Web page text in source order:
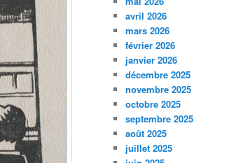
avril 2026
mars 2026
février 2026
janvier 2026
décembre 2025
novembre 2025
octobre 2025
septembre 2025
août 2025
juillet 2025